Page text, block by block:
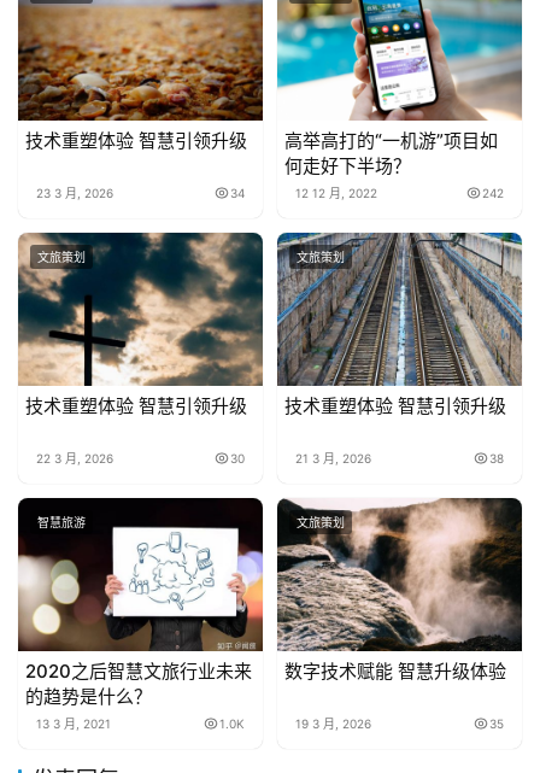
技术重塑体验 智慧引领升级
23 3 月, 2026 34
高举高打的“一机游”项目如
何走好下半场？
12 12 月, 2022 242
文旅策划
技术重塑体验 智慧引领升级
22 3 月, 2026 30
文旅策划
技术重塑体验 智慧引领升级
21 3 月, 2026 38
智慧旅游
2020之后智慧文旅行业未来
的趋势是什么？
13 3 月, 2021 1.0K
文旅策划
数字技术赋能 智慧升级体验
19 3 月, 2026 35